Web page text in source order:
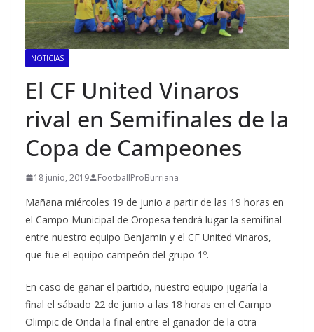
NOTICIAS
El CF United Vinaros
rival en Semifinales de la
Copa de Campeones
18 junio, 2019 FootballProBurriana
Mañana miércoles 19 de junio a partir de las 19 horas en
el Campo Municipal de Oropesa tendrá lugar la semifinal
entre nuestro equipo Benjamin y el CF United Vinaros,
que fue el equipo campeón del grupo 1º.
En caso de ganar el partido, nuestro equipo jugaría la
final el sábado 22 de junio a las 18 horas en el Campo
Olimpic de Onda la final entre el ganador de la otra